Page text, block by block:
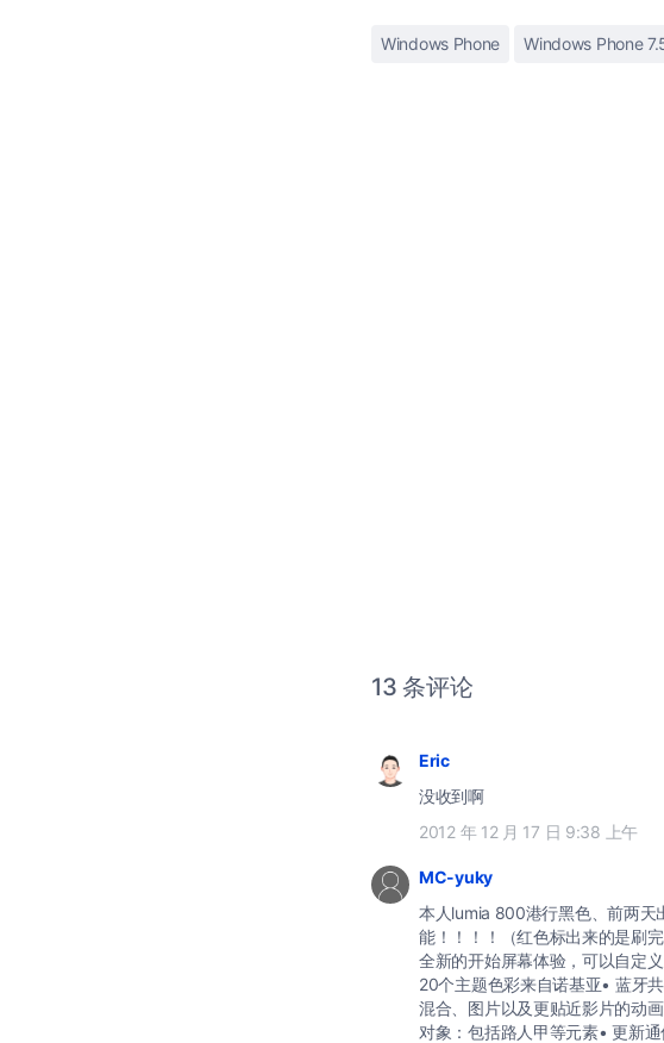
Windows Phone Windows Phone
13 条评论
Eric
没收到啊
2012 年 12 月 17 日 9:38 上午
MC-yuky
本人lumia 800港行黑色、前两天
能！！！！（红色标出来的是刷
全新的开始屏幕体验，可以自定
20个主题色彩来自诺基亚• 蓝牙
混合、图片以及更贴近影片的动
对象：包括路人甲等元素• 更新